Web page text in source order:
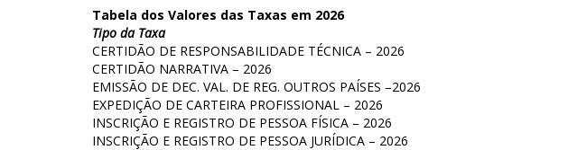
Tabela dos Valores das Taxas em 2026
Tipo da Taxa
CERTIDÃO DE RESPONSABILIDADE TÉCNICA – 2026
CERTIDÃO NARRATIVA – 2026
EMISSÃO DE DEC. VAL. DE REG. OUTROS PAÍSES –2026
EXPEDIÇÃO DE CARTEIRA PROFISSIONAL – 2026
INSCRIÇÃO E REGISTRO DE PESSOA FÍSICA – 2026
INSCRIÇÃO E REGISTRO DE PESSOA JURÍDICA – 2026